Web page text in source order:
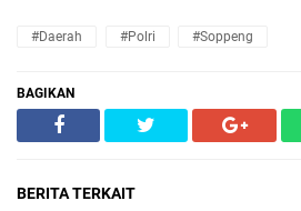
#Daerah #Polri #Soppeng
BAGIKAN
BERITA TERKAIT